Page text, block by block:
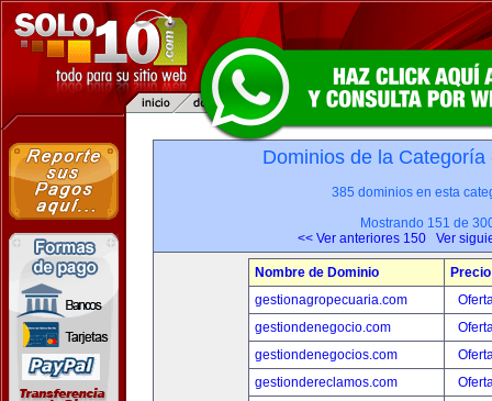
Dominios de la
385 dominios en esta
Mostrando 151 de
<< Ver anteriores 150
Ver
Nombre de Dominio
Precio
gestionagropecuaria.com
gestiondenegocio.com
gestiondenegocios.com
gestiondereclamos.com